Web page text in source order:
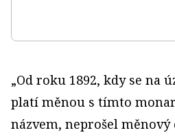
„Od roku 1892, kdy se na
platí měnou s tímto
názvem, neprošel